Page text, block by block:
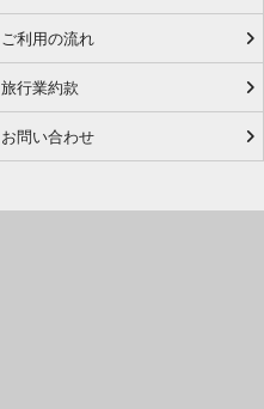
ご利用の流れ
旅行業約款
お問い合わせ